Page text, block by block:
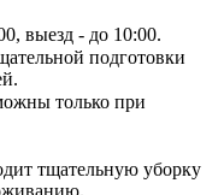
выезд - до 10:00.
подготовки
только при
тщательную уборку